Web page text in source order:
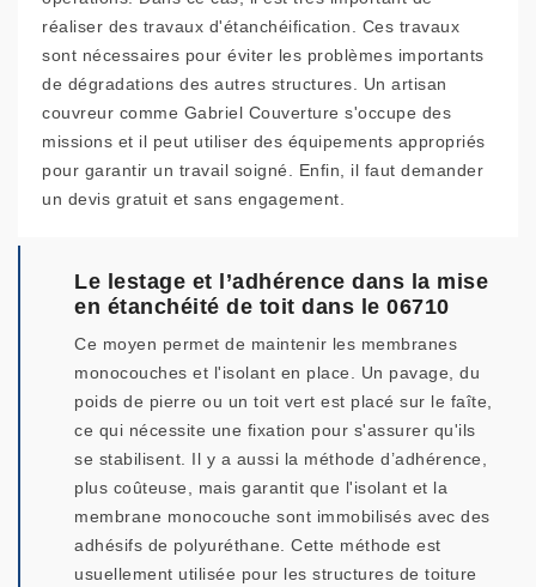
réaliser des travaux d'étanchéification. Ces travaux
sont nécessaires pour éviter les problèmes importants
de dégradations des autres structures. Un artisan
couvreur comme Gabriel Couverture s'occupe des
missions et il peut utiliser des équipements appropriés
pour garantir un travail soigné. Enfin, il faut demander
un devis gratuit et sans engagement.
Le lestage et l’adhérence dans la mise
en étanchéité de toit dans le 06710
Ce moyen permet de maintenir les membranes
monocouches et l'isolant en place. Un pavage, du
poids de pierre ou un toit vert est placé sur le faîte,
ce qui nécessite une fixation pour s'assurer qu'ils
se stabilisent. Il y a aussi la méthode d’adhérence,
plus coûteuse, mais garantit que l'isolant et la
membrane monocouche sont immobilisés avec des
adhésifs de polyuréthane. Cette méthode est
usuellement utilisée pour les structures de toiture